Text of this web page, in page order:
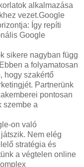
alkalmazása
vezet.Google
Így repíti
Google
sikere nagyban függ
a folyamatosan
hogy szakértő
Partnerünk
pontosan
szembe a
on való
Nem elég
stratégia és
a végtelen online